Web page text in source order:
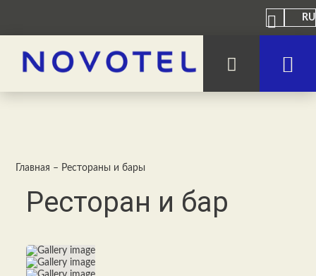
RU
Главная – Рестораны и бары
Ресторан и бар